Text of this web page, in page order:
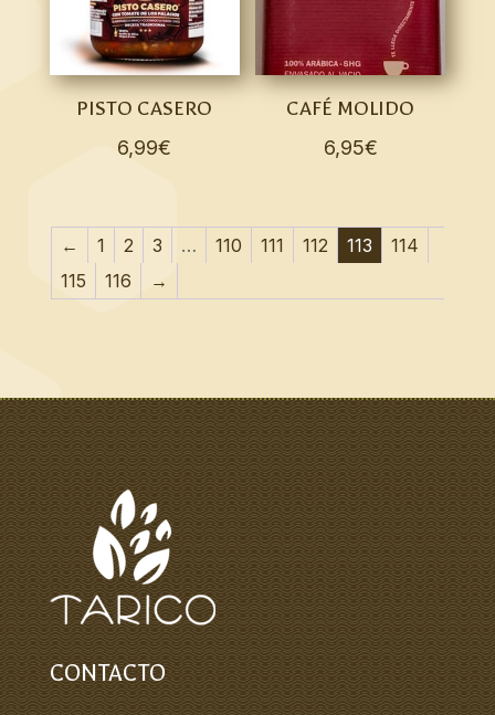
PISTO CASERO
6,99€
CAFÉ MOLIDO
6,95€
← 1 2 3 … 110 111 112 113
114
115
116 →
CONTACTO